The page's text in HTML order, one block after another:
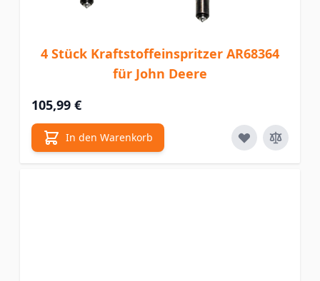
4 Stück Kraftstoffeinspritzer AR68364
für John Deere
105,99 €
In den Warenkorb